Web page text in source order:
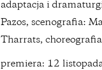
adaptacja i
Pazos, scenografia:
Tharrats,
premiera: 12